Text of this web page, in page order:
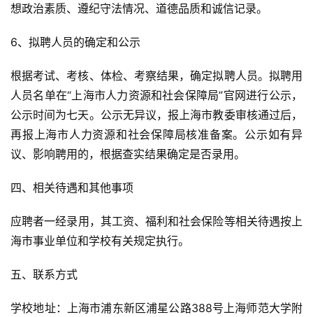
想政治素质、遵纪守法情况、道德品质和诚信记录。
6、拟聘人员的确定和公示
根据考试、考核、体检、考察结果，确定拟聘人员。拟聘用
人员名单在“上海市人力资源和社会保障局”官网进行公示，
公示时间为七天。公示无异议，报上海市教委审核通过后，
再报上海市人力资源和社会保障局核准备案。公示如有异
议、影响聘用的，根据查实结果确定是否录用。
四、相关待遇和其他事项
应聘者一经录用，其工资、福利和社会保险等相关待遇按上
海市事业单位和学校有关规定执行。
五、联系方式
学校地址：上海市浦东新区浦星公路388号上海师范大学附